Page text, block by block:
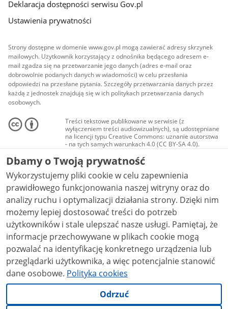
Deklaracja dostępności serwisu Gov.pl
Ustawienia prywatności
Strony dostępne w domenie www.gov.pl mogą zawierać adresy skrzynek
mailowych. Użytkownik korzystający z odnośnika będącego adresem e-
mail zgadza się na przetwarzanie jego danych (adres e-mail oraz
dobrowolnie podanych danych w wiadomości) w celu przesłania
odpowiedzi na przesłane pytania. Szczegóły przetwarzania danych przez
każdą z jednostek znajdują się w ich politykach przetwarzania danych
osobowych.
Treści tekstowe publikowane w serwisie (z
wyłączeniem treści audiowizualnych), są udostępniane
na licencji typu Creative Commons: uznanie autorstwa
- na tych samych warunkach 4.0 (CC BY-SA 4.0).
Materiały audiowizualne, w tym zdjęcia, materiały
audio i wideo, są udostępniane na licencji typu
Creative Commons: uznanie autorstwa użycie
niekomercyjne - bez utworów zależnych 4.0 (CC BY-
NC-ND 4.0), o ile nie jest to stwierdzone inaczej.
Dbamy o Twoją prywatność
Wykorzystujemy pliki cookie w celu zapewnienia
prawidłowego funkcjonowania naszej witryny oraz do
analizy ruchu i optymalizacji działania strony. Dzięki nim
możemy lepiej dostosować treści do potrzeb
użytkowników i stale ulepszać nasze usługi. Pamiętaj, że
informacje przechowywane w plikach cookie mogą
pozwalać na identyfikację konkretnego urządzenia lub
przeglądarki użytkownika, a więc potencjalnie stanowić
dane osobowe. Polityka cookies
Odrzuć